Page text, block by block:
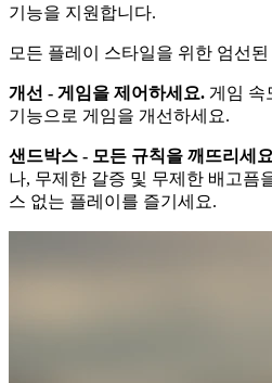
기능을 지원합니다.
모든 플레이 스타일을 위한 엄선된
개선 - 게임을 제어하세요. 게임 속
기능으로 게임을 개선하세요.
샌드박스 - 모든 규칙을 깨뜨리세
나, 무제한 갈증 및 무제한 배고픔
스 없는 플레이를 즐기세요.